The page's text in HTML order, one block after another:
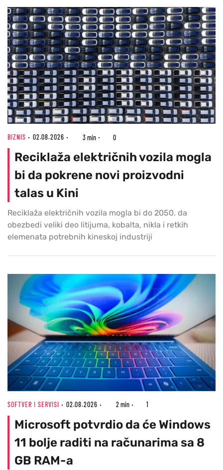
BIZNIS 02.08.2026 3 min 0
Reciklaža električnih vozila mogla
bi da pokrene novi proizvodni
talas u Kini
Reciklaža električnih vozila mogla bi do 2050. da
obezbedi veliki deo litijuma, kobalta, nikla i retkih
elemenata potrebnih kineskoj industriji
SOFTVER I SERVISI 02.08.2026 2 min 1
Microsoft potvrdio da će Windows
11 bolje raditi na računarima sa 8
GB RAM-a